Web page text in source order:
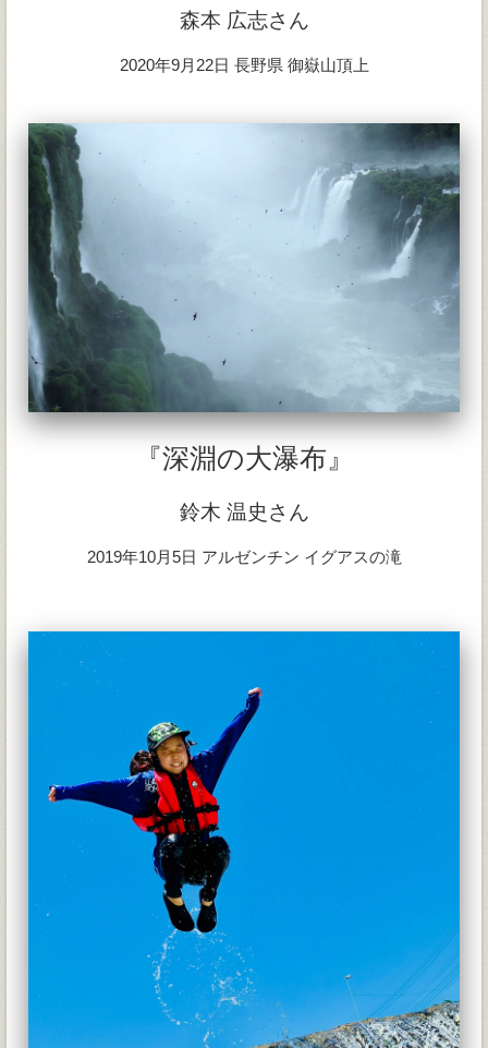
森本 広志さん
2020年9月22日 長野県 御嶽山頂上
『深淵の大瀑布』
鈴木 温史さん
2019年10月5日 アルゼンチン イグアスの滝